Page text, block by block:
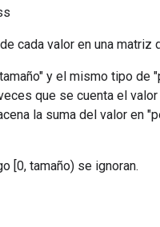
cada valor en una matriz
y el mismo tipo
que se cuenta el
la suma del valor en
[0, tamaño) se ignoran.